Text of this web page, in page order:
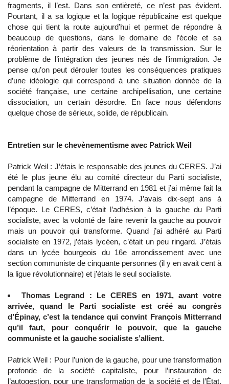
fragments, il l’est. Dans son entièreté, ce n’est pas évident.
Pourtant, il a sa logique et la logique républicaine est quelque
chose qui tient la route aujourd’hui et permet de répondre à
beaucoup de questions, dans le domaine de l’école et sa
réorientation à partir des valeurs de la transmission. Sur le
problème de l’intégration des jeunes nés de l’immigration. Je
pense qu’on peut dérouler toutes les conséquences pratiques
d’une idéologie qui correspond à une situation donnée de la
société française, une certaine archipellisation, une certaine
dissociation, un certain désordre. En face nous défendons
quelque chose de sérieux, solide, de républicain.
Entretien sur le chevènementisme avec Patrick Weil
Patrick Weil : J’étais le responsable des jeunes du CERES. J’ai
été le plus jeune élu au comité directeur du Parti socialiste,
pendant la campagne de Mitterrand en 1981 et j’ai même fait la
campagne de Mitterrand en 1974. J’avais dix-sept ans à
l’époque. Le CERES, c’était l’adhésion à la gauche du Parti
socialiste, avec la volonté de faire revenir la gauche au pouvoir
mais un pouvoir qui transforme. Quand j’ai adhéré au Parti
socialiste en 1972, j’étais lycéen, c’était un peu ringard. J’étais
dans un lycée bourgeois du 16e arrondissement avec une
section communiste de cinquante personnes (il y en avait cent à
la ligue révolutionnaire) et j’étais le seul socialiste.
Thomas Legrand : Le CERES en 1971, avant votre
arrivée, quand le Parti socialiste est créé au congrès
d’Épinay, c’est la tendance qui convint François Mitterrand
qu’il faut, pour conquérir le pouvoir, que la gauche
communiste et la gauche socialiste s’allient.
Patrick Weil : Pour l’union de la gauche, pour une transformation
profonde de la société capitaliste, pour l’instauration de
l’autogestion, pour une transformation de la société et de l’État.